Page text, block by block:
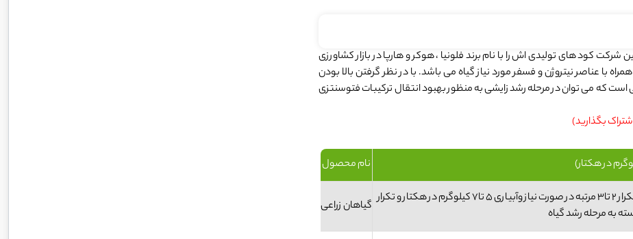
آغاز به کار کرد . این شرکت کود های تولیدی اش را با نام برند فلونیا ، هوکر و هارپا در بازار کشاورزی
درصد بالایی پتاسیم همراه با عناصر نیتروژن و فسفر مورد نیاز گیاه می ‌باشد. با در نظر گرفتن بالا بودن
که می توان در مرحله رشد زایشی به منظور بهبود انتقال ترکیبات فتوسنتزی
بگذارید)
نام محصول در هکتار)
گیاهان زراعی محلول پاشی ۲ تا ۳ کیلوگرم در۴۰۰-۱۰۰۰ لیتر آب در زمان بروز کمبود و تکرار ۲ تا۳ مرتبه در صورت نیاز وآبیاری ۵ تا۷ کیلوگرم در هکتار و تکرار
به مرحله رشد گیاه